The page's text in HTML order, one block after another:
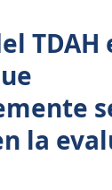
TDAH
la